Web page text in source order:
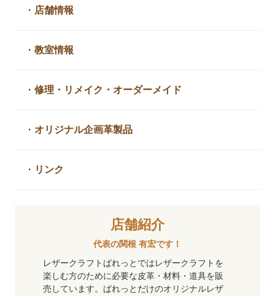
・ 店舗情報
・教室情報
・修理・リメイク・ オーダーメイド
・ オリジナル企画革製品
・ リンク
店舗紹介
代表の関根 有宏です！
レザークラフトぱれっとではレザークラフトを
楽しむ方のために必要な皮革・材料・道具を販
売しています。ぱれっとだけのオリジナルレザ